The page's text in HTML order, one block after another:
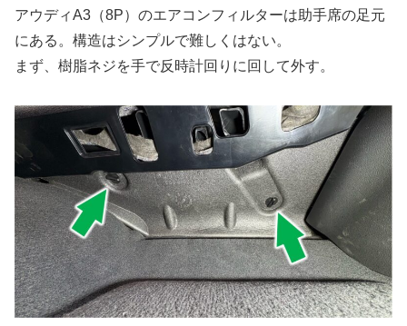
アウディA3（8P）のエアコンフィルターは助手席の足元
にある。構造はシンプルで難しくはない。
まず、樹脂ネジを手で反時計回りに回して外す。